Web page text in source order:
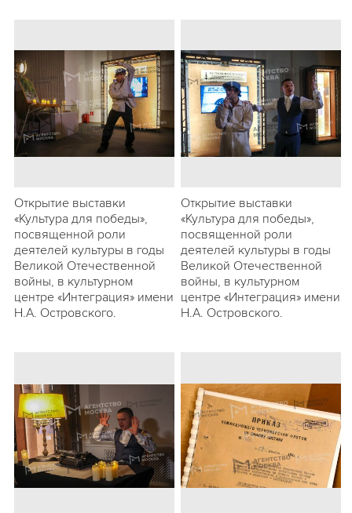
Открытие выставки
«Культура для победы»,
посвященной роли
деятелей культуры в годы
Великой Отечественной
войны, в культурном
центре «Интеграция» имени
Н.А. Островского.
Открытие выставки
«Культура для победы»,
посвященной роли
деятелей культуры в годы
Великой Отечественной
войны, в культурном
центре «Интеграция» имени
Н.А. Островского.